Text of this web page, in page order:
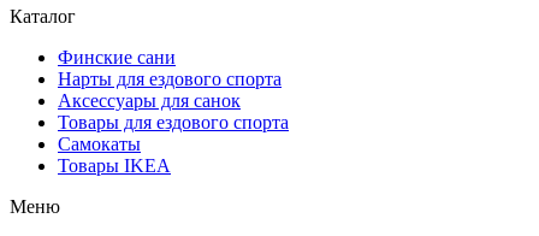
Каталог
Финские сани
Нарты для ездового спорта
Аксессуары для санок
Товары для ездового спорта
Cамокаты
Товары IKEA
Меню